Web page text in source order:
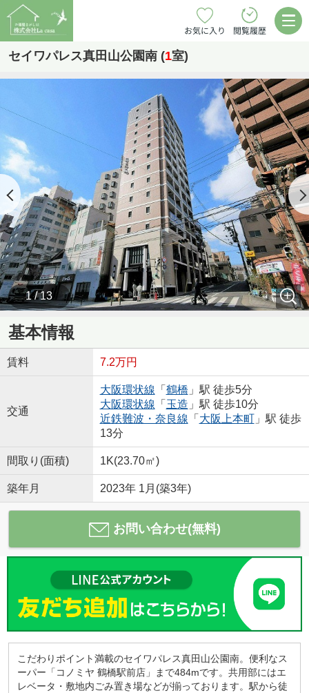
お気に入り 閲覧履歴
セイワパレス真田山公園南 (1室)
1 / 13
基本情報
賃料 7.2万円
交通
大阪環状線 「 鶴橋 」駅 徒歩5分
大阪環状線 「 玉造 」駅 徒歩10分
近鉄難波・奈良線 「 大阪上本町」駅 徒歩
13分
間取り(面積) 1K(23.70㎡)
築年月 2023年 1月(築3年)
お問い合わせ(無料)
こだわりポイント満載のセイワパレス真田山公園南。便利なス
ーパー「コノミヤ 鶴橋駅前店」まで484mです。共用部にはエ
レベータ・敷地内ごみ置き場などが揃っております。駅から徒